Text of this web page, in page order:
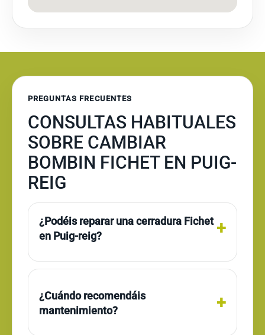
PREGUNTAS FRECUENTES
CONSULTAS HABITUALES
SOBRE CAMBIAR
BOMBIN FICHET EN PUIG-
REIG
¿Podéis reparar una cerradura Fichet
en Puig-reig?
¿Cuándo recomendáis
mantenimiento?